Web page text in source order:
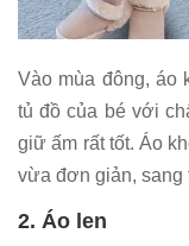
Vào mùa đông, áo
tủ đồ của bé với
giữ ấm rất tốt. Áo
vừa đơn giản, sang
2. Áo len